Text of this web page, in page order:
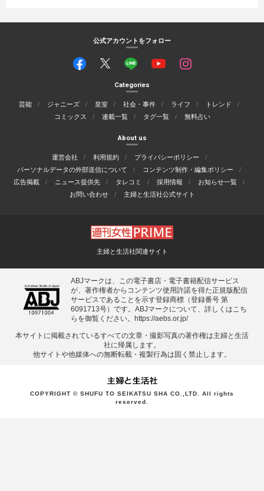
公式アカウントをフォロー
Categories
芸能 ジャニーズ 皇室 社会・事件 ライフ
トレンド
コミックス
連載一覧 タグ一覧 無料占い
About us
運営会社 利用規約
プライバシーポリシー
パーソナルデータの外部送信について
コンテンツ制作・編集ポリシー
広告掲載
ニュース提供先 タレコミ 採用情報
お知らせ一覧
お問い合わせ
主婦と生活社公式サイト
主婦と生活社関連サイト
ABJマークは、この電子書店・電子書籍配信サービス
が、著作権者からコンテンツ使用許諾を得た正規版配信
サービスであることを示す登録商標（登録番号 第
6091713号）です。ABJマークについて、詳しくはこち
らを御覧ください。
https://aebs.or.jp/
本サイトに掲載されているすべての⽂章・撮影写真の著作権は主婦と⽣活
社に帰属します。
他サイトや他媒体への無断転載・複製⾏為は固く禁⽌します。
COPYRIGHT © SHUFU TO SEIKATSU SHA CO.,LTD. All rights
reserved.